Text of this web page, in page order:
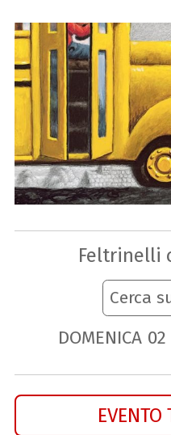
Feltrinelli
Cerca
DOMENICA 02
EVENTO